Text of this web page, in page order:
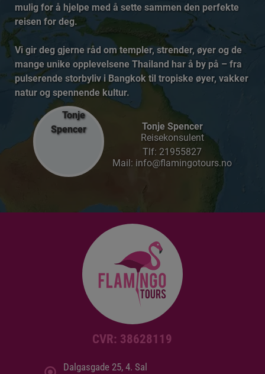
mulig for å hjelpe med å sette sammen den perfekte
reisen for deg.
Vi gir deg gjerne råd om templer, strender, øyer og de
mange unike opplevelsene Thailand har å by på – fra
pulserende storbyliv i Bangkok til tropiske øyer, vakker
natur og spennende kultur.
Tonje Spencer
Reisekonsulent
Tlf: 21955827
Mail: info@flamingotours.no
CVR: 38628119
Dalgasgade 25, 4. Sal